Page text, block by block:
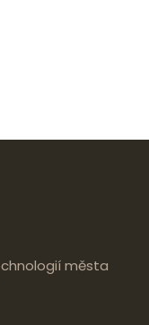
města